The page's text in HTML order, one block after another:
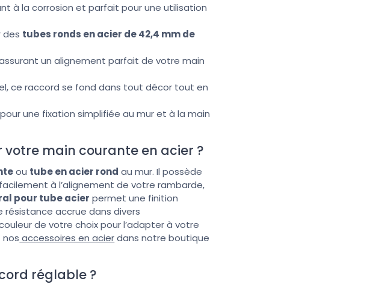
à la corrosion et parfait pour une utilisation
des tubes ronds en acier de 42,4 mm de
un alignement parfait de votre main
ce raccord se fond dans tout décor tout en
une fixation simplifiée au mur et à la main
main courante en acier ?
ou tube en acier rond au mur. Il possède
à l’alignement de votre rambarde,
pour tube acier permet une finition
résistance accrue dans divers
de votre choix pour l’adapter à votre
accessoires en acierdans notre boutique
réglable ?